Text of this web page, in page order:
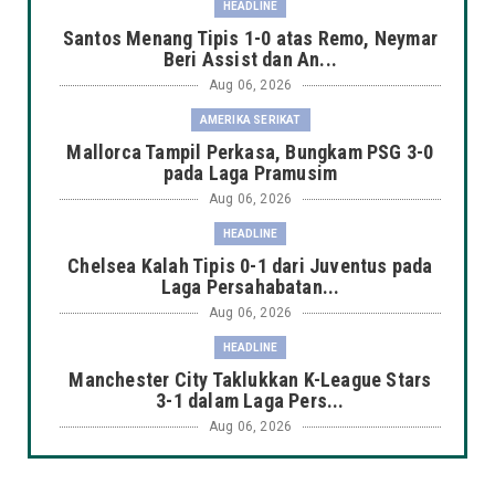
HEADLINE
Santos Menang Tipis 1-0 atas Remo, Neymar
Beri Assist dan An...
Aug 06, 2026
AMERIKA SERIKAT
Mallorca Tampil Perkasa, Bungkam PSG 3-0
pada Laga Pramusim
Aug 06, 2026
HEADLINE
Chelsea Kalah Tipis 0-1 dari Juventus pada
Laga Persahabatan...
Aug 06, 2026
HEADLINE
Manchester City Taklukkan K-League Stars
3-1 dalam Laga Pers...
Aug 06, 2026
HEADLINE